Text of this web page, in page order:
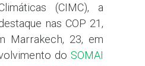
(CIMC), a
nas COP 21,
Marrakech, 23, em
do SOMAI